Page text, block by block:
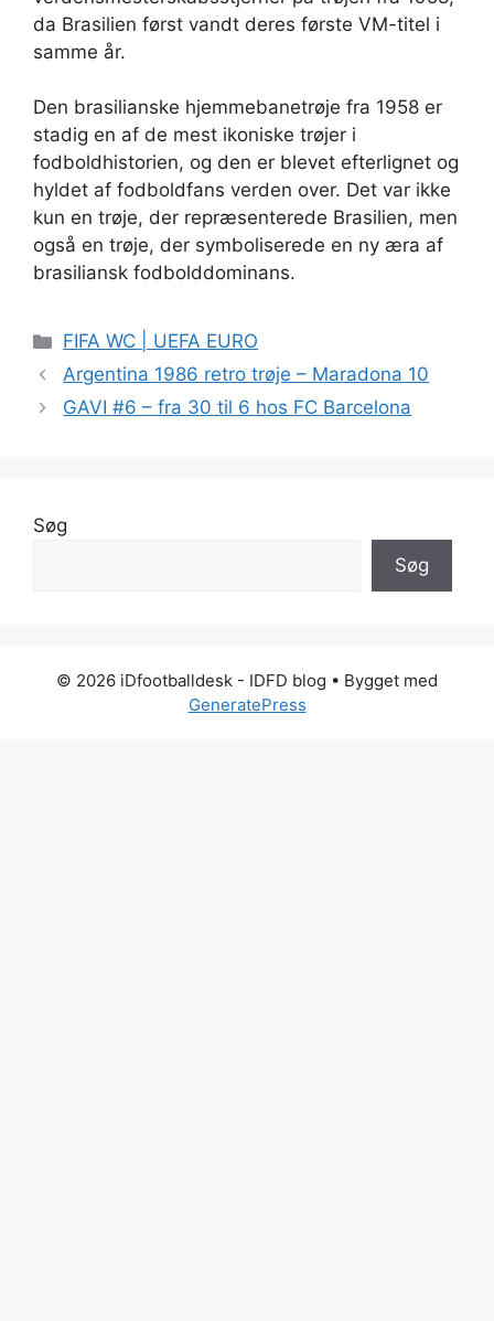
da Brasilien først vandt deres første VM-titel i
samme år.
Den brasilianske hjemmebanetrøje fra 1958 er
stadig en af de mest ikoniske trøjer i
fodboldhistorien, og den er blevet efterlignet og
hyldet af fodboldfans verden over. Det var ikke
kun en trøje, der repræsenterede Brasilien, men
også en trøje, der symboliserede en ny æra af
brasiliansk fodbolddominans.
Kategorier
FIFA WC | UEFA EURO
Argentina 1986 retro trøje – Maradona 10
GAVI #6 – fra 30 til 6 hos FC Barcelona
Søg
Søg
© 2026 iDfootballdesk - IDFD blog • Bygget med
GeneratePress